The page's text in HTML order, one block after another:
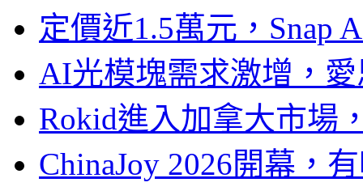
定價近1.5萬元，Snap
AI光模塊需求激增，
Rokid進入加拿大市場
ChinaJoy 2026開幕，